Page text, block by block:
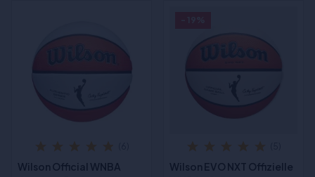
Wilson Official WNBA
Wilson EVO NXT Offizielle